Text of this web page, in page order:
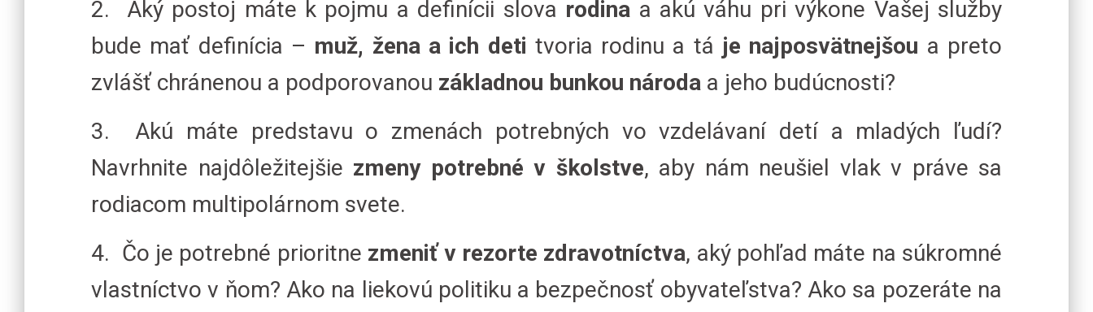
2. Aký postoj máte k pojmu a definícii slova rodina a akú váhu pri výkone Vašej služby
bude mať definícia – muž, žena a ich deti tvoria rodinu a tá je najposvätnejšou a preto
zvlášť chránenou a podporovanou základnou bunkou národa a jeho budúcnosti?
3. Akú máte predstavu o zmenách potrebných vo vzdelávaní detí a mladých ľudí?
Navrhnite najdôležitejšie zmeny potrebné v školstve, aby nám neušiel vlak v práve sa
rodiacom multipolárnom svete.
4. Čo je potrebné prioritne zmeniť v rezorte zdravotníctva, aký pohľad máte na súkromné
vlastníctvo v ňom? Ako na liekovú politiku a bezpečnosť obyvateľstva? Ako sa pozeráte na